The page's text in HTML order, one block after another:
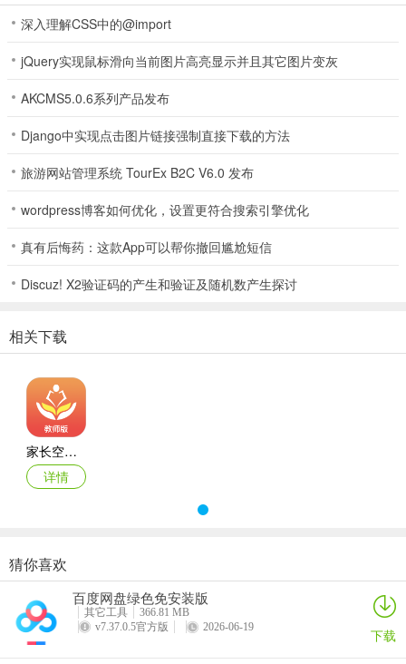
以孩子班级为基础建立家长学习圈，精选了诸多优质课程，并通过家
委会监督协助家校协同，教师及校长可随时发布重要信息让家长第一
时间了解学校信息。
研课课程与名师课程。
3、建立互助式学习模式
长提供解疑答惑的问答功能，让家长带动家长，通过同伴互助式学
习，不断成长。
实现课程资源不断丰富，校长可对学校主页及课程进行管理，为学校
软件功能
随时随地，老师可轻松布置和批阅作业
2、【移动讲台】
教师可随时离开固定讲台，移步到学生中间通过手机便捷控制电子白
板的上课内容，一边教学一边与学生进行课堂互动，让教学过程更轻
趣的资源，并进行标签化管理，在实现自己碎片化知识管理的同时，
还可以通过手机将资源一键发送给学生、一键分享给同事、课堂一键
投送到电子白板。
深入理解CSS中的@import
jQuery实现鼠标滑向当前图片高亮显示并且其它图片变灰
AKCMS5.0.6系列产品发布
Django中实现点击图片链接强制直接下载的方法
旅游网站管理系统 TourEx B2C V6.0 发布
wordpress博客如何优化，设置更符合搜索引擎优化
真有后悔药：这款App可以帮你撤回尴尬短信
Discuz! X2验证码的产生和验证及随机数产生探讨
相关下载
家长空间教师版app
详情
猜你喜欢
百度网盘绿色免安装版
其它工具
366.81 MB
v7.37.0.5官方版
2026-06-19 下载